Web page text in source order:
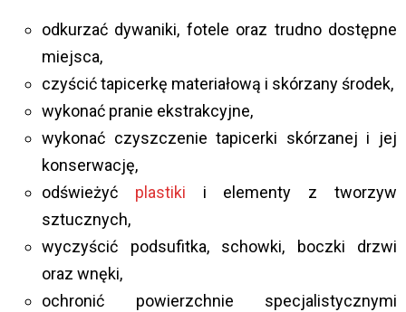
odkurzać dywaniki, fotele oraz trudno dostępne
miejsca,
czyścić tapicerkę materiałową i skórzany środek,
wykonać pranie ekstrakcyjne,
wykonać czyszczenie tapicerki skórzanej i jej
konserwację,
odświeżyć plastiki i elementy z tworzyw
sztucznych,
wyczyścić podsufitka, schowki, boczki drzwi
oraz wnęki,
ochronić powierzchnie specjalistycznymi